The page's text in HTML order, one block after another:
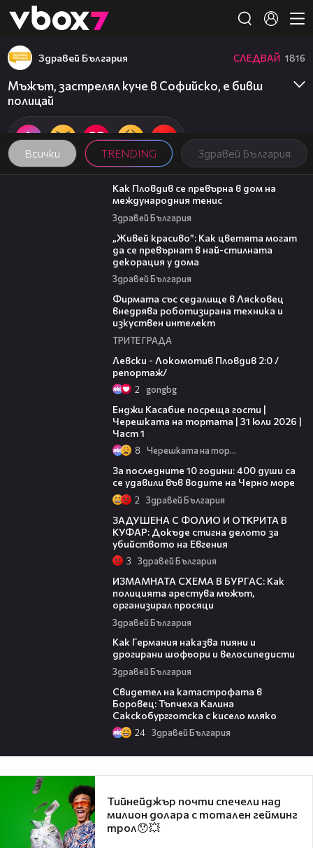
👾
Всички TRENDING Здравей България
Здравей България СЛЕДВАЙ 1816
Мъжът, застрелял куче в Софийско, е бивш
полицай
03:09
Как Пловдив се превърна в дом на
международния тенис
Здравей България
„Живей красиво”: Как цветята могат
да се превърнат в най-стилната
декорация у дома
Здравей България
Фирмата със седалище в Лясковец
внедрява роботизирана техника и
изкуствен интелект
ТРИТЕ ГРАДА
Левски - Локомотив Пловдив 2:0 /
репортаж/
2 gongbg
Енджи Касабие посреща гости |
Черешката на тортата | 31 юли 2026 |
Част 1
8 Черешката на тортата
За последните 10 години: 400 души са
се удавили във водите на Черно море
2 Здравей България
ЗАДУШЕНА С ФОЛИО И ОТКРИТА В
КУФАР: Докъде стигна делото за
убийството на Евгения
3 Здравей България
ИЗМАМНАТА СХЕМА В БУРГАС: Как
полицията арестува мъжът,
организирал просяци
Здравей България
Как Германия наказва пияни и
дрогирани шофьори и велосипедисти
Здравей България
Свидетел на катастрофата в
Боровец: Тъпчеха Калина
Сакскобургготска с кисело мляко
24 Здравей България
Тийнейджър почти спечели над
милион долара с тотален гейминг
трол😯💥